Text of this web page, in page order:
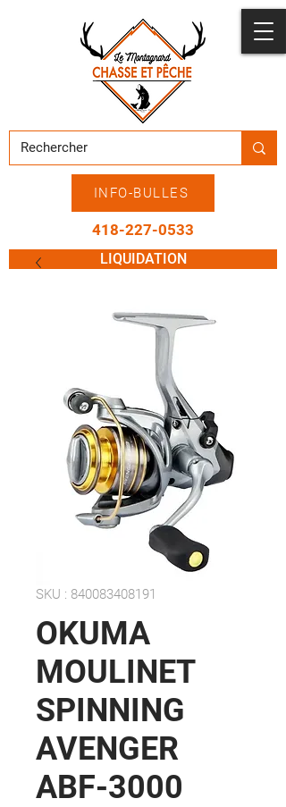
INFO-BULLES
418-227-0533
LIQUIDATION
SKU : 840083408191
OKUMA
MOULINET
SPINNING
AVENGER
ABF-3000